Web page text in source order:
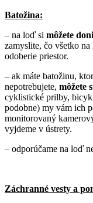
Batožina:
– na loď si môžete
zamyslite, čo všetko
odoberie priestor.
– ak máte batožinu,
nepotrebujete, môžete
cyklistické prilby,
podobne) my vám ich
monitorovaný
vyjdeme v ústrety.
– odporúčame na loď
Záchranné vesty a